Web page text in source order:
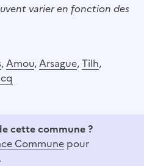
varier en fonction des
,Amou,Arsague,Tilh,
cette commune ?
Commune pour